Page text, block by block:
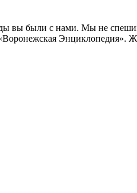
вы были с нами. Мы не
Энциклопедия».